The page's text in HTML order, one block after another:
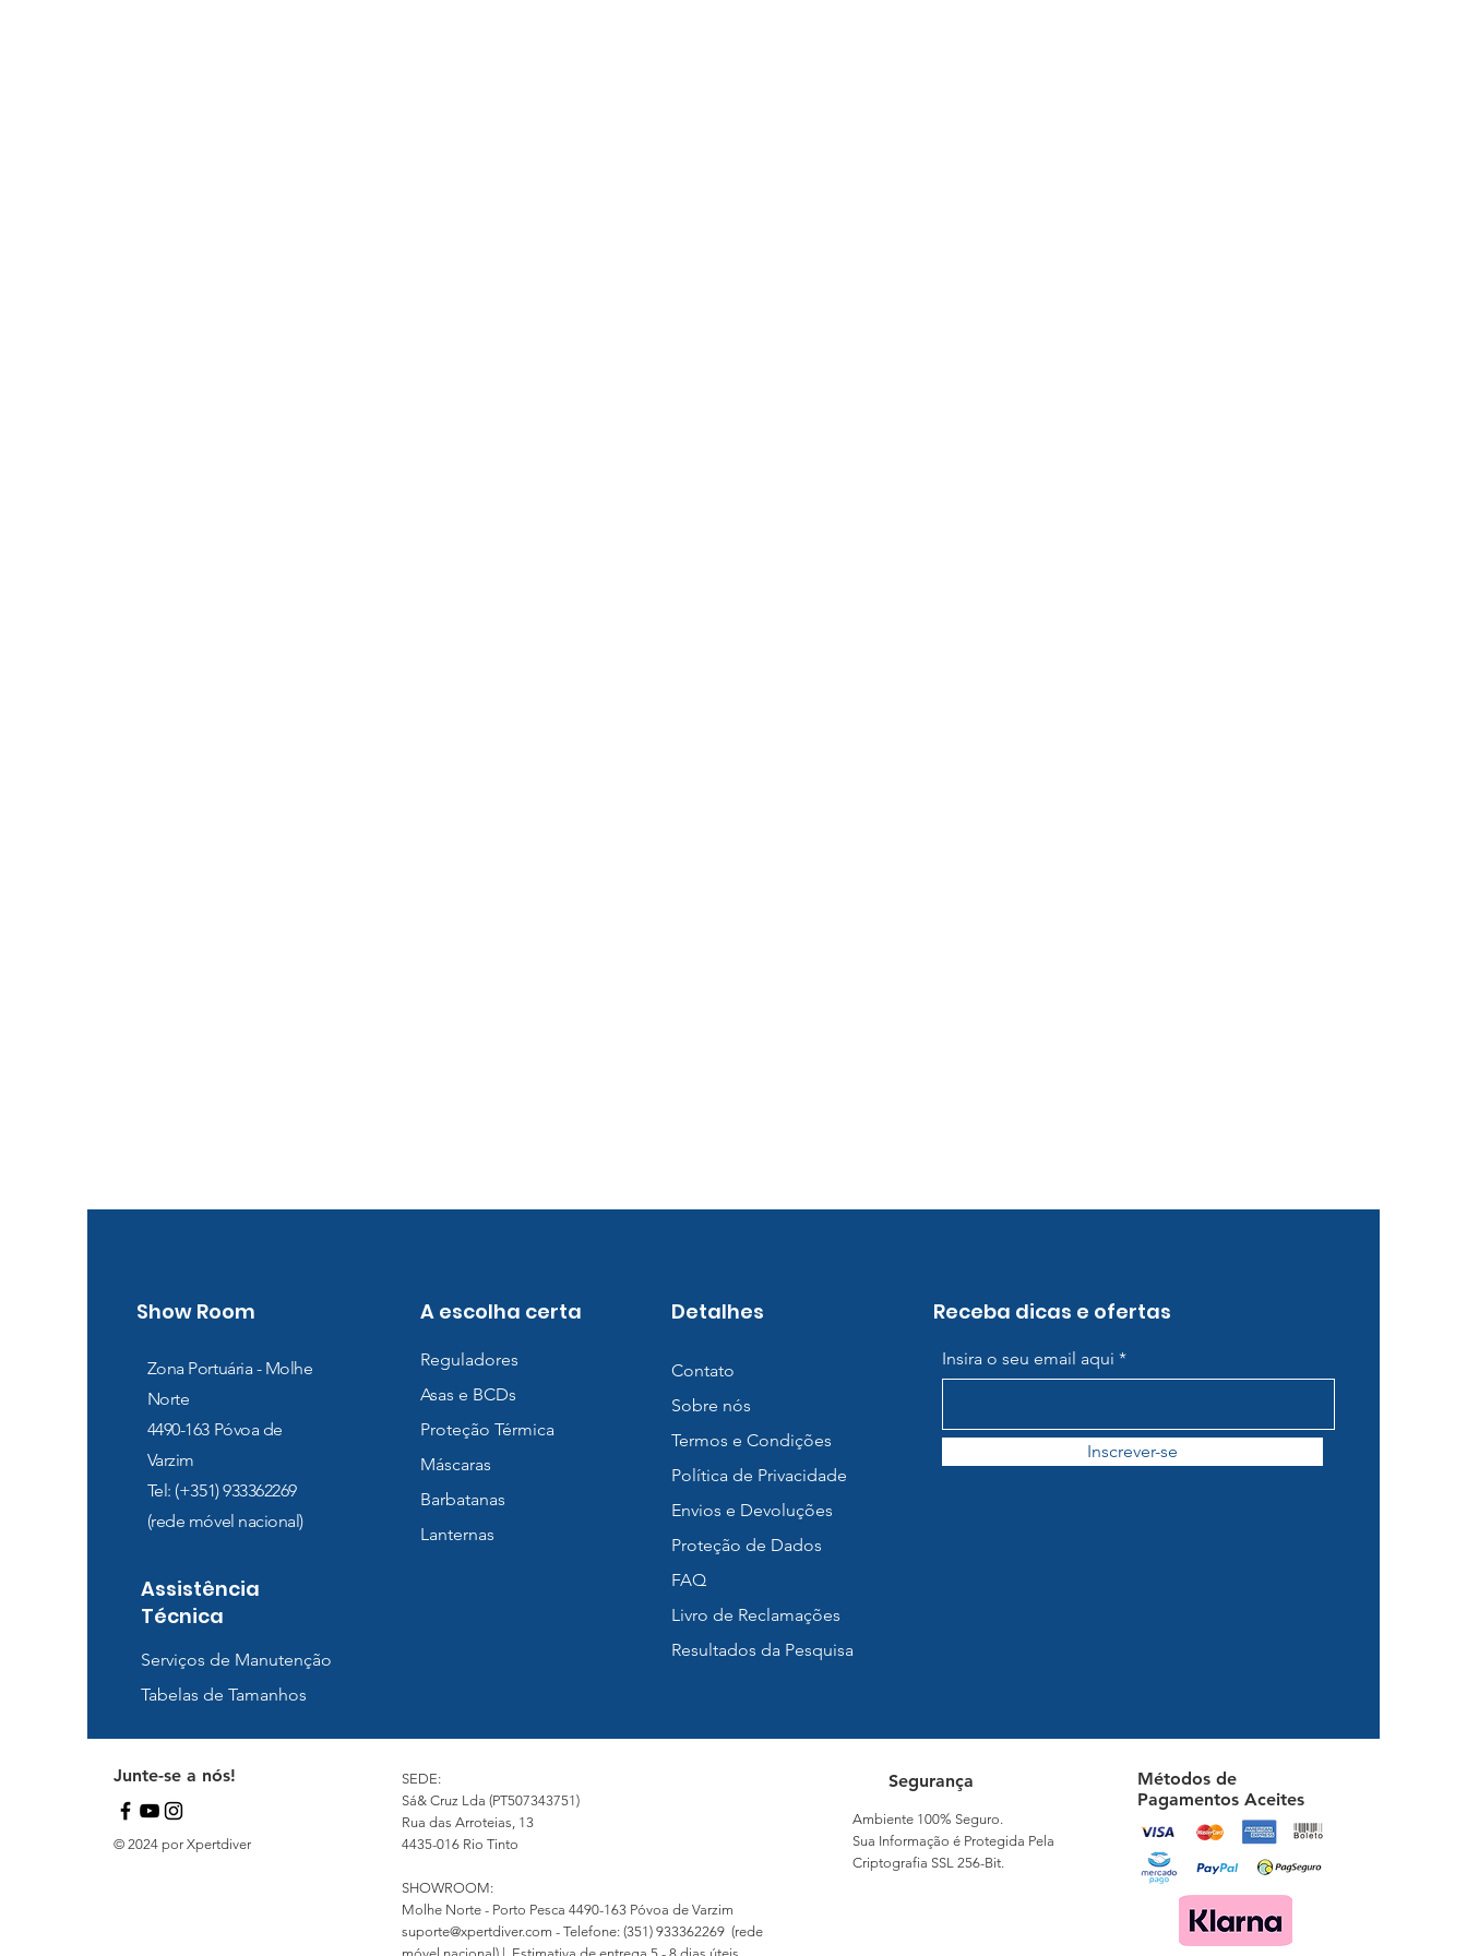
Show Room
Zona Portuária - Molhe
Norte
4490-163 Póvoa de
Varzim
Tel: (+351) 933362269
(rede móvel nacional)
Assistência
Técnica
Serviços de Manutenção
Tabelas de Tamanhos
A escolha certa
Reguladores
Asas e BCDs
Proteção Térmica
Máscaras
Barbatanas
Lanternas
Detalhes
Contato
Sobre nós
Termos e Condições
Política de Privacidade
Envios e Devoluções
Proteção de Dados
FAQ
Livro de Reclamações
Resultados da Pesquisa
Receba dicas e ofertas
Insira o seu email aqui
Inscrever-se
Junte-se a nós!
© 2024 por Xpertdiver
SEDE:
Sá& Cruz Lda (PT507343751)
Rua das Arroteias, 13
4435-016 Rio Tinto
SHOWROOM:
Molhe Norte - Porto Pesca 4490-163 Póvoa de Varzim
suporte@xpertdiver.com - Telefone: (351) 933362269 (rede
Segurança
Ambiente 100% Seguro.
Sua Informação é Protegida Pela
Criptografia SSL 256-Bit.
Métodos de
Pagamentos Aceites